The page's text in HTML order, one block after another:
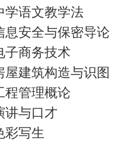
学语文教学法
息安全与保密导论
子商务技术
屋建筑构造与识图
程管理概论
讲与口才
彩写生